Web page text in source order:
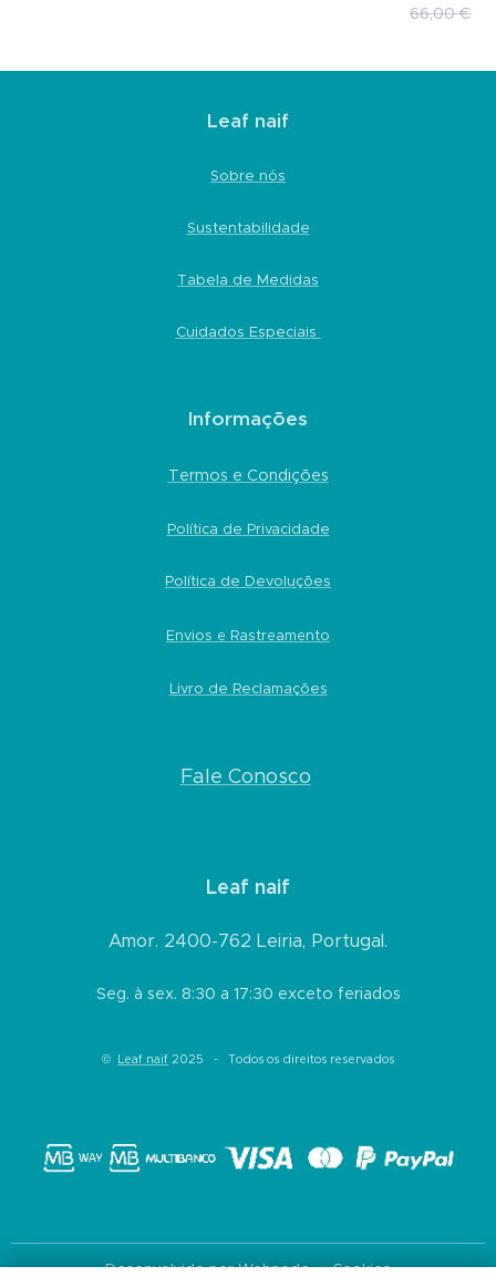
66,00€
Leaf naif
Sobre nós
Sustentabilidade
Tabela de Medidas
Cuidados Especiais
Informações
Termos e Condições
Política de Privacidade
Política de Devoluções
Envios e Rastreamento
Livro de Reclamações
Fale Conosco
Leaf naif
Amor. 2400-762 Leiria, Portugal.
Seg. à sex. 8:30 a 17:30 exceto feriados
© Leaf naif 2025 - Todos os direitos reservados
Desenvolvido porWebnode Cookies